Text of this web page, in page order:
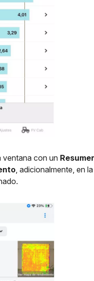
ventana con un
, adicionalmente, en